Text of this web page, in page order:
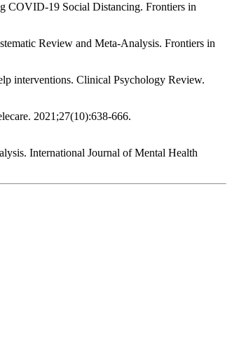
COVID-19 Social Distancing. Frontiers in
Review and Meta-Analysis. Frontiers in
interventions. Clinical Psychology Review.
2021;27(10):638-666.
International Journal of Mental Health